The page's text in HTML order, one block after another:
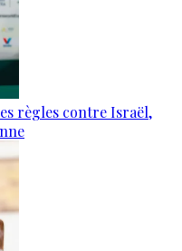
règles contre Israël,